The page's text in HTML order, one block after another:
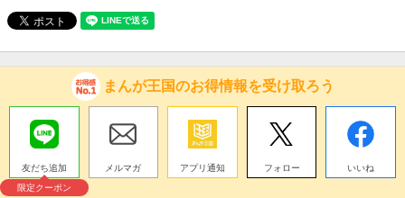
まんが王国のお得情報を受け取ろう
友だち追加
限定クーポン
メルマガ アプリ通知 フォロー いいね